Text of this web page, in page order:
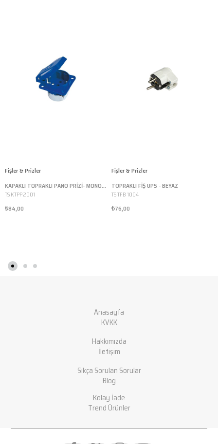
Fişler & Prizler
KAPAKLI TOPRAKLI PANO PRİZİ- MONOFAZE-1X16 A
TS KTPP 2001
₺84,00
Fişler & Prizler
TOPRAKLI FİŞ UPS - BEYAZ
TS TFB 1004
₺76,00
Anasayfa
KVKK
Hakkımızda
İletişim
Sıkça Sorulan Sorular
Blog
Kolay İade
Trend Ürünler